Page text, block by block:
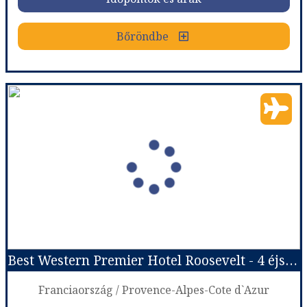
Bőröndbe
Bőröndbe
Őszi napsütés a francia Riviérán - csoportos utazás az október 23-i hosszú hétvégén 2026.10.22-25.
Franciaország
Körutazás Franciaországban
Utazás módja: Repülővel
Ellátás:leírás szerint
Szálláskategória:
Négyágyas szoba (pótágyon max. két, 12 év alatti gyermek)
Időpont: 2026-10-22 | 3 éj Best Western Premier Hotel Roosevelt - 4 éjszakás
Franciaország / Provence-Alpes-Cote d`Azur